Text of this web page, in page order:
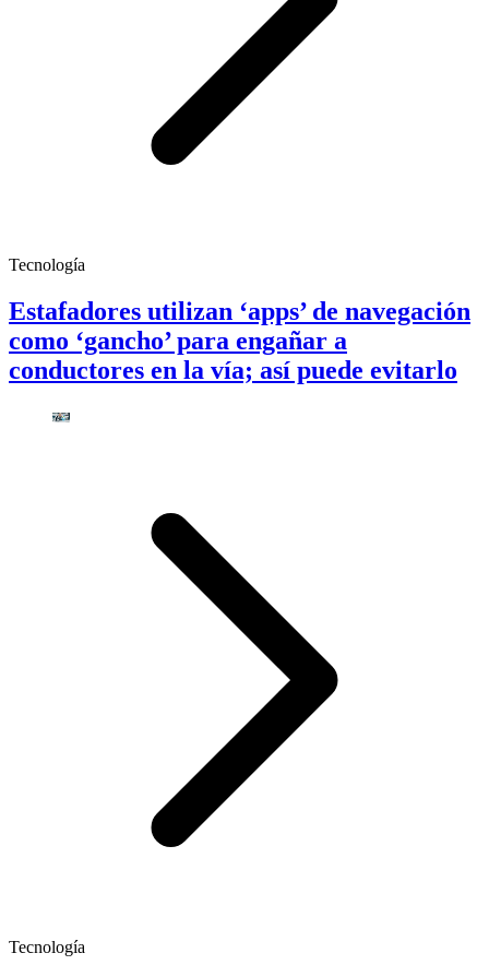
Tecnología
Estafadores utilizan ‘apps’ de navegación
como ‘gancho’ para engañar a
conductores en la vía; así puede evitarlo
Tecnología